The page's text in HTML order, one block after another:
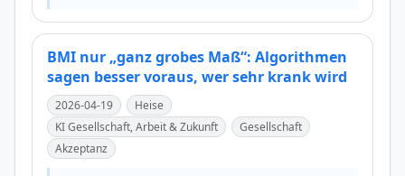
BMI nur „ganz grobes Maß“: Algorithmen
sagen besser voraus, wer sehr krank wird
2026-04-19
Heise
KI Gesellschaft, Arbeit & Zukunft
Gesellschaft
Akzeptanz